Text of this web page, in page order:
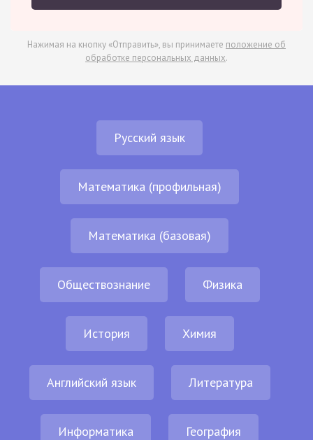
Нажимая на кнопку «Отправить», вы принимаете положение об
обработке персональных данных.
Русский язык
Математика (профильная)
Математика (базовая)
Обществознание Физика
История Химия
Английский язык Литература
Информатика География